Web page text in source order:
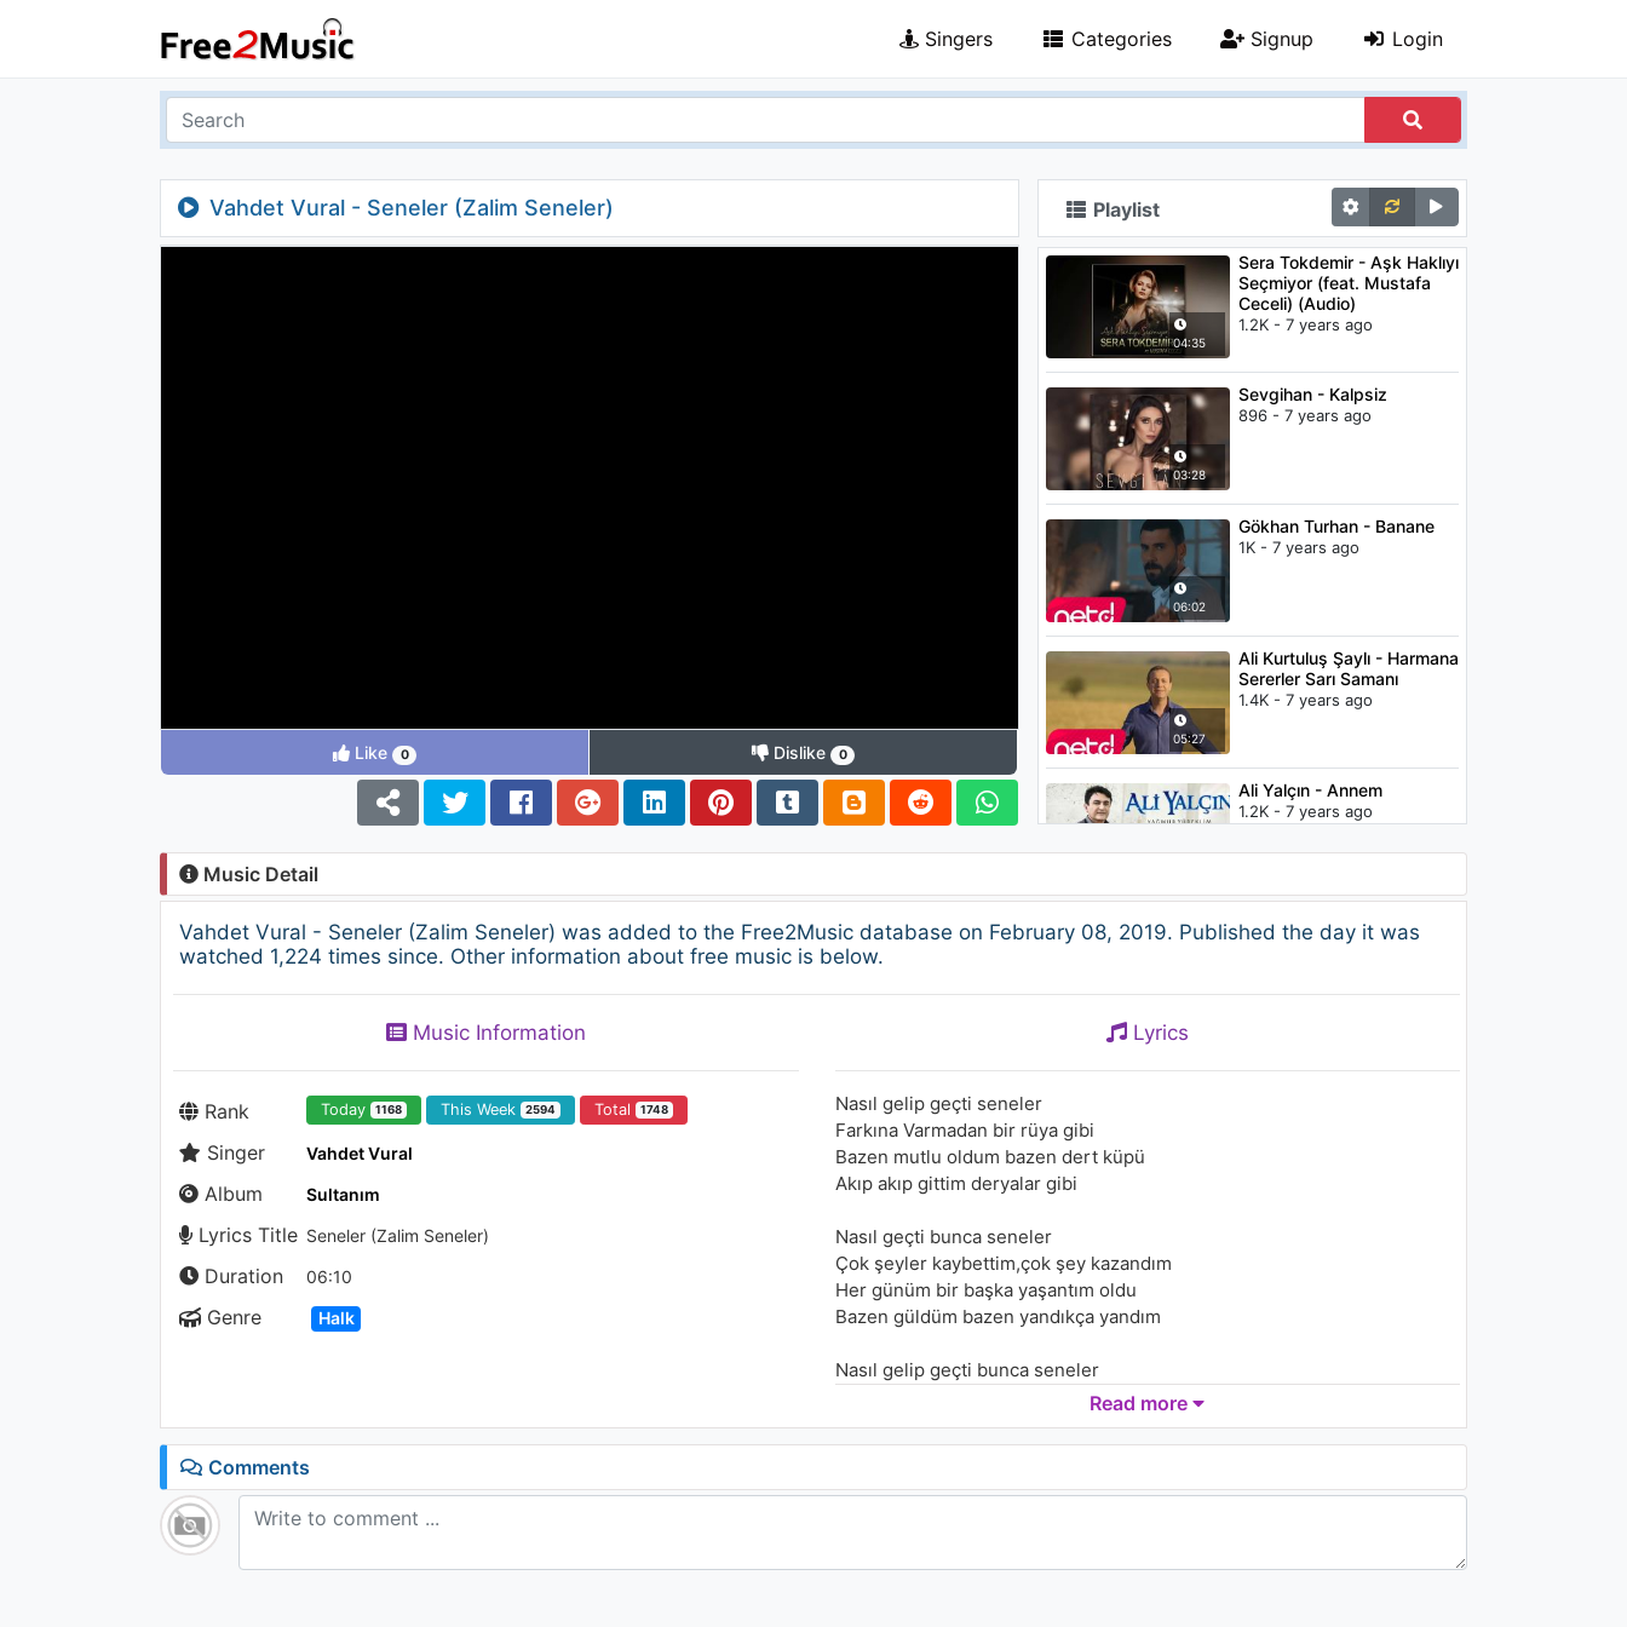
Singers Categories Signup Login
Vahdet Vural - Seneler (Zalim Seneler)
Like 0 Dislike 0
Playlist
04:35
Sera Tokdemir - Aşk Haklıyı
Seçmiyor (feat. Mustafa
Ceceli) (Audio)
1.2K - 7 years ago
03:28
Sevgihan - Kalpsiz
896 - 7 years ago
06:02
Gökhan Turhan - Banane
1K - 7 years ago
05:27
Ali Kurtuluş Şaylı - Harmana
Sererler Sarı Samanı
1.4K - 7 years ago
Ali Yalçın - Annem
1.2K - 7 years ago
Beste Him - Ayazda Kaldım
1.3K - 7 years ago
987 - 7 years ago
Music Detail
Vahdet Vural - Seneler (Zalim Seneler) was added to the Free2Music database on February 08, 2019. Published the day it was
watched 1,224 times since. Other information about free music is below.
Music Information
Rank Today 1168 This Week 2594 Total 1748
Singer Vahdet Vural
Album Sultanım
Lyrics Title Seneler (Zalim Seneler)
Duration 06:10
Genre Halk
Lyrics
Nasıl gelip geçti seneler
Farkına Varmadan bir rüya gibi
Bazen mutlu oldum bazen dert küpü
Akıp akıp gittim deryalar gibi
Nasıl geçti bunca seneler
Çok şeyler kaybettim,çok şey kazandım
Her günüm bir başka yaşantım oldu
Bazen güldüm bazen yandıkça yandım
Nasıl gelip geçti bunca seneler
Ne çocukluk kaldı ne de bir dünyam
Neler getirdi bak gelen seneleler
Güneşi tutuldu kapkara dünyam
Read more
Comments